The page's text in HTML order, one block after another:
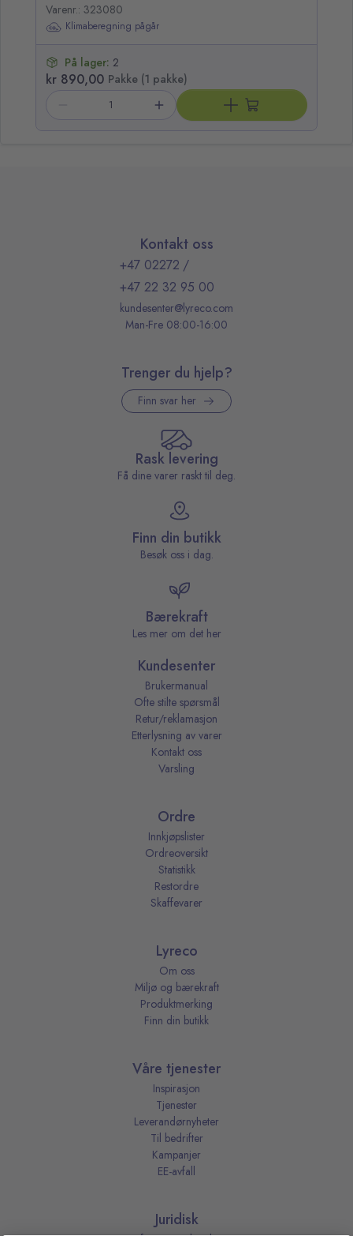
Varenr.: 323080
Klimaberegning pågår
På lager: 2
kr 890,00 Pakke (1 pakke)
Kontakt oss
+47 02272 /
+47 22 32 95 00
kundesenter@lyreco.com
Man-Fre 08:00-16:00
Trenger du hjelp?
Finn svar her
Rask levering
Få dine varer raskt til deg.
Finn din butikk
Besøk oss i dag.
Bærekraft
Les mer om det her
Kundesenter
Brukermanual
Ofte stilte spørsmål
Retur/reklamasjon
Etterlysning av varer
Kontakt oss
Varsling
Ordre
Innkjøpslister
Ordreoversikt
Statistikk
Restordre
Skaffevarer
Lyreco
Om oss
Miljø og bærekraft
Produktmerking
Finn din butikk
Våre tjenester
Inspirasjon
Tjenester
Leverandørnyheter
Til bedrifter
Kampanjer
EE-avfall
Juridisk